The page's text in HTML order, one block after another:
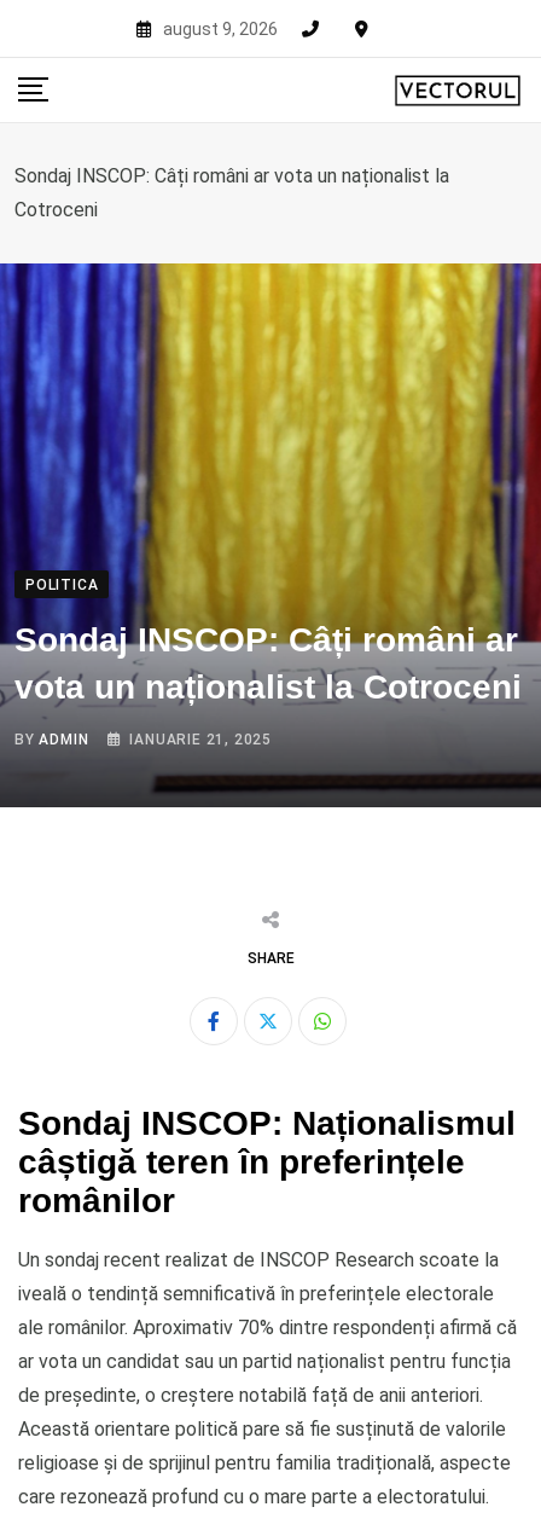
content
august 9, 2026
Sondaj INSCOP: Câți români ar vota un naționalist la
Cotroceni
POLITICA
Sondaj INSCOP: Câți români ar
vota un naționalist la Cotroceni
BYADMIN IANUARIE 21, 2025
SHARE
Whatsapp
Sondaj INSCOP: Naționalismul
câștigă teren în preferințele
românilor
Un sondaj recent realizat de INSCOP Research scoate la
iveală o tendință semnificativă în preferințele electorale
ale românilor. Aproximativ 70% dintre respondenți afirmă că
ar vota un candidat sau un partid naționalist pentru funcția
de președinte, o creștere notabilă față de anii anteriori.
Această orientare politică pare să fie susținută de valorile
religioase și de sprijinul pentru familia tradițională, aspecte
care rezonează profund cu o mare parte a electoratului.